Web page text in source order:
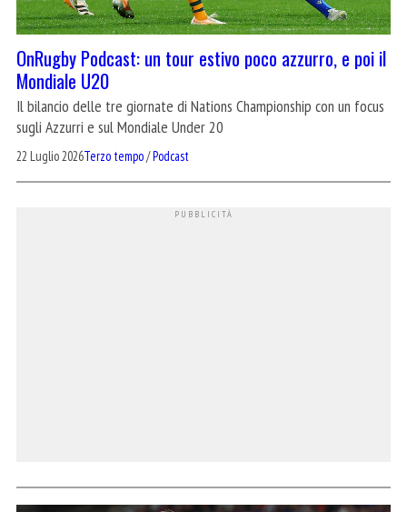
OnRugby Podcast: un tour estivo poco azzurro, e poi il
Mondiale U20
Il bilancio delle tre giornate di Nations Championship con un focus
sugli Azzurri e sul Mondiale Under 20
22 Luglio 2026Terzo tempo/Podcast